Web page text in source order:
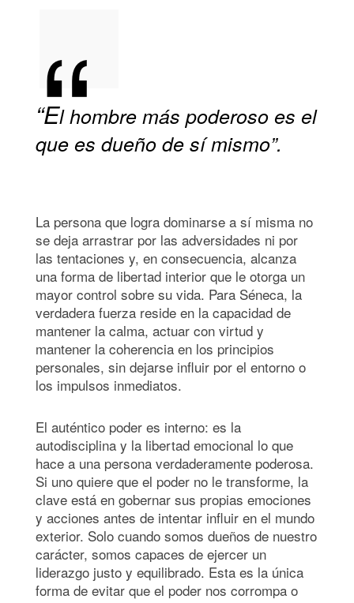
“El hombre más poderoso es el
que es dueño de sí mismo”.
La persona que logra dominarse a sí misma no
se deja arrastrar por las adversidades ni por
las tentaciones y, en consecuencia, alcanza
una forma de libertad interior que le otorga un
mayor control sobre su vida. Para Séneca, la
verdadera fuerza reside en la capacidad de
mantener la calma, actuar con virtud y
mantener la coherencia en los principios
personales, sin dejarse influir por el entorno o
los impulsos inmediatos.
El auténtico poder es interno: es la
autodisciplina y la libertad emocional lo que
hace a una persona verdaderamente poderosa.
Si uno quiere que el poder no le transforme, la
clave está en gobernar sus propias emociones
y acciones antes de intentar influir en el mundo
exterior. Solo cuando somos dueños de nuestro
carácter, somos capaces de ejercer un
liderazgo justo y equilibrado. Esta es la única
forma de evitar que el poder nos corrompa o